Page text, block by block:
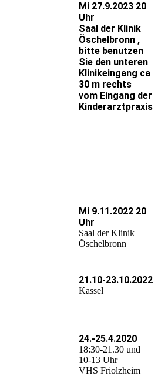
Mi 27.9.2023 20
Uhr
Saal der Klinik
Öschelbronn ,
bitte benutzen
Sie den unteren
Klinikeingang ca
30 m rechts
vom Eingang der
Kinderarztpraxis
Mi 9.11.2022 20
Uhr
Saal der Klinik
Öschelbronn
21.10-23.10.2022
Kassel
24.-25.4.2020
18:30-21.30 und
10-13 Uhr
VHS Friolzheim